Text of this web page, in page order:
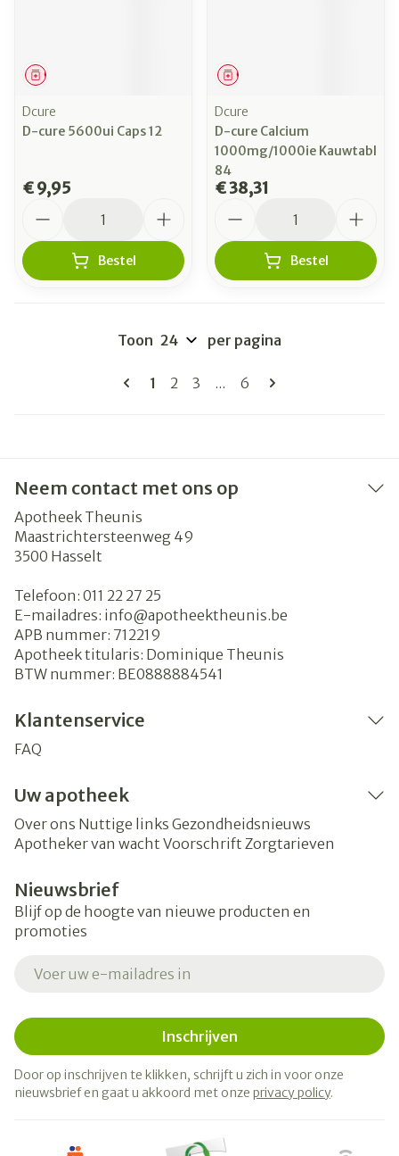
Geneesmiddel
Dcure
D-cure 5600ui Caps 12
€ 9,95
Bestel
Geneesmiddel
Dcure
D-cure Calcium
1000mg/1000ie Kauwtabl
84
€ 38,31
Bestel
Pagina's
U lees momenteel pagina
1 Pagina
2 Pagina
3 ... Pagina
6
Toon per pagina
Neem contact met ons op
Apotheek Theunis
Maastrichtersteenweg 49
3500 Hasselt
Telefoon: 011 22 27 25
E-mailadres: info@apotheektheunis.be
APB nummer: 712219
Apotheek titularis: Dominique Theunis
BTW nummer: BE0888884541
Klantenservice
FAQ
Uw apotheek
Over ons Nuttige links Gezondheidsnieuws
Apotheker van wacht Voorschrift Zorgtarieven
Nieuwsbrief
Blijf op de hoogte van nieuwe producten en
promoties
Inschrijven
Door op inschrijven te klikken, schrijft u zich in voor onze
nieuwsbrief en gaat u akkoord met onze privacy policy.